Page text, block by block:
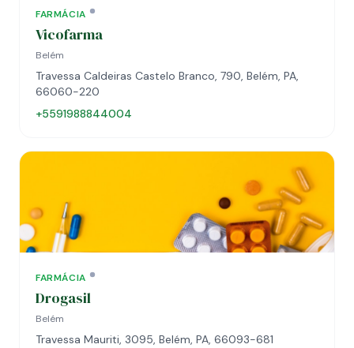
FARMÁCIA
Vicofarma
Belém
Travessa Caldeiras Castelo Branco, 790, Belém, PA,
66060-220
+5591988844004
FARMÁCIA
Drogasil
Belém
Travessa Mauriti, 3095, Belém, PA, 66093-681